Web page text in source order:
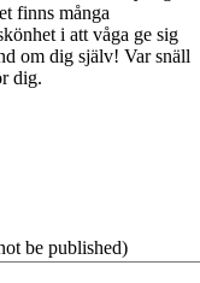
finns många
i att våga ge sig
om dig själv! Var snäll
dig.
be published)